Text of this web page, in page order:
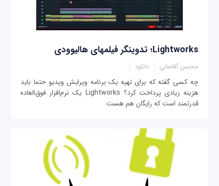
Lightworks؛ تدوینگر فیلم‎های هالیوودی
محسن آقاجانی دانلود
چه کسی گفته که برای تهیه یک برنامه ویرایش ویدیو حتما باید
هزینه زیادی پرداخت کرد؟ Lightworks یک نرم‌افزار فوق‌العاده
قدرتمند است که رایگان هم هست.